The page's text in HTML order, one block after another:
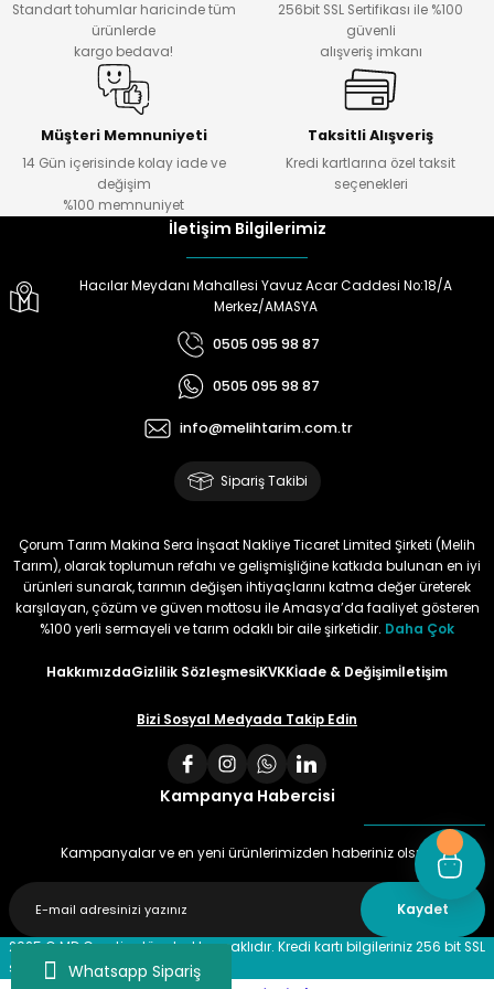
Whatsapp Sipariş
Bu ürüne benzer farklı alternatifler olmalı.
tanımlanmış, sipariş ettiğimiz
ürünü teslim alırken bir sürpriz
ile karşılaşmıyorsunuz.
Paketleme ve sevkiyatta da
Ö... Ö... | 24/01/2024
Ürün hazırlamada
,göndermede,telefonda bilgi
almada çok yardımcılar.Melih
Doğan Zeki Gürbüz | 23/01/2024
Ürün elime çok çabuk ulaştı.
anda süs yoncasıyla ektim.
Bunun akibeti 2024 yazına belli
olacak
S... Ö... | 23/01/2024
Standart tohumlar haricinde tüm
ürünlerde
kargo bedava!
256bit SSL Sertifikası ile %100
güvenli
alışveriş imkanı
Müşteri Memnuniyeti
14 Gün içerisinde kolay iade ve
değişim
%100 memnuniyet
Taksitli Alışveriş
Kredi kartlarına özel taksit
seçenekleri
İletişim Bilgilerimiz
Hacılar Meydanı Mahallesi Yavuz Acar Caddesi No:18/A
Merkez/AMASYA
0505 095 98 87
0505 095 98 87
info@melihtarim.com.tr
Sipariş Takibi
Çorum Tarım Makina Sera İnşaat Nakliye Ticaret Limited Şirketi (Melih
Tarım), olarak toplumun refahı ve gelişmişliğine katkıda bulunan en iyi
ürünleri sunarak, tarımın değişen ihtiyaçlarını katma değer üreterek
karşılayan, çözüm ve güven mottosu ile Amasya’da faaliyet gösteren
%100 yerli sermayeli ve tarım odaklı bir aile şirketidir. Daha Çok
HakkımızdaGizlilik SözleşmesiKVKKİade & Değişimİletişim
Bizi Sosyal Medyada Takip Edin
Kampanya Habercisi
Kampanyalar ve en yeni ürünlerimizden haberiniz olsun
Kaydet
2025 © MD Creative tüm hakları saklıdır. Kredi kartı bilgileriniz 256 bit SSL
sertifikası ile %100 güvende!